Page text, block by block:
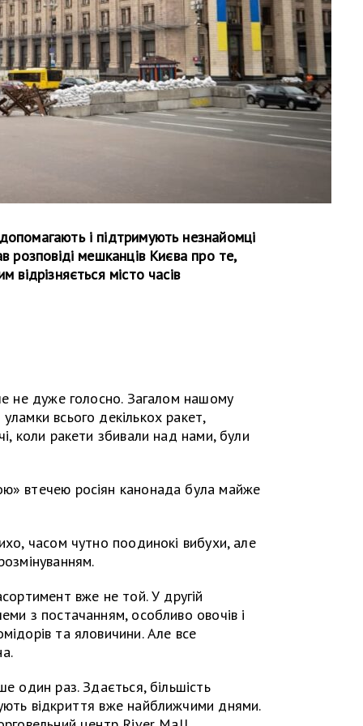
і підтримують незнайомці
розповіді мешканців Києва про те,
місто часів
не дуже голосно. Загалом нашому
всього декількох ракет,
коли ракети збивали над нами, були
втечею росіян канонада була майже
часом чутно поодинокі вибухи, але
вже не той. У другій
з постачанням, особливо овочів і
та яловичини. Але все
один раз. Здається, більшість
відкриття вже найближчими днями.